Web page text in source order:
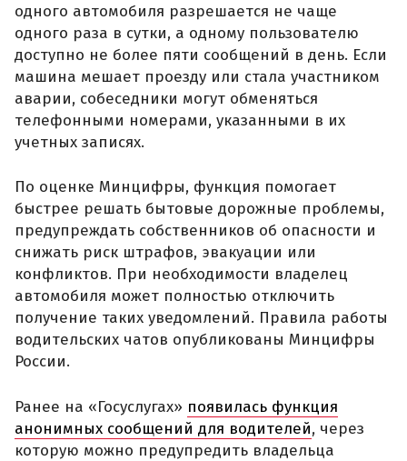
одного автомобиля разрешается не чаще
одного раза в сутки, а одному пользователю
доступно не более пяти сообщений в день. Если
машина мешает проезду или стала участником
аварии, собеседники могут обменяться
телефонными номерами, указанными в их
учетных записях.
По оценке Минцифры, функция помогает
быстрее решать бытовые дорожные проблемы,
предупреждать собственников об опасности и
снижать риск штрафов, эвакуации или
конфликтов. При необходимости владелец
автомобиля может полностью отключить
получение таких уведомлений. Правила работы
водительских чатов опубликованы Минцифры
России.
Ранее на «Госуслугах» появилась функция
анонимных сообщений для водителей, через
которую можно предупредить владельца